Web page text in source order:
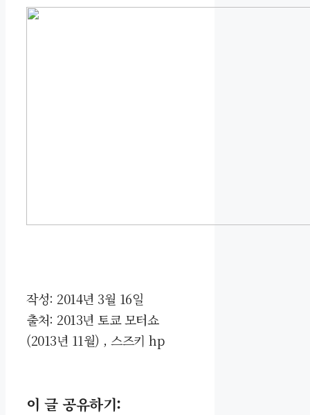
작성: 2014년 3월 16일
출처: 2013년 토쿄 모터쇼
(2013년 11월) , 스즈키 hp
이 글 공유하기: